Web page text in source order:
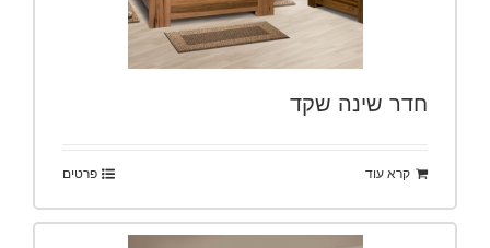
חדר שינה שקד
קרא עוד פרטים